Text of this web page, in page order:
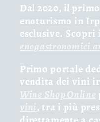
Dal 2020, il
enoturismo in
esclusive. Scopri
enogastronomici
Primo portale
vendita dei vini
Wine Shop Online
vini, tra i più